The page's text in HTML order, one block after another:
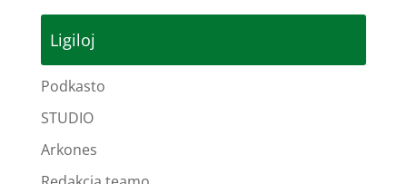
Ligiloj
Podkasto
STUDIO
Arkones